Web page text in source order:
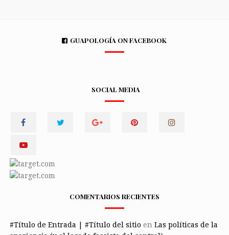
GUAPOLOGÍA ON FACEBOOK
SOCIAL MEDIA
COMENTARIOS RECIENTES
#Título de Entrada | #Título del sitio en Las políticas de la